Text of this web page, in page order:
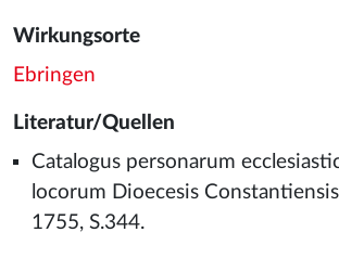
Wirkungsorte
Ebringen
Literatur/Quellen
Catalogus personarum
locorum Dioecesis
1755, S.344.